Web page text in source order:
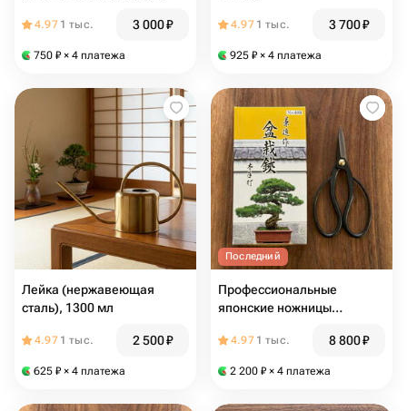
4.97 1 тыс. 3 000₽
750 ₽ × 4 платежа
4.97 1 тыс. 3 700₽
925 ₽ × 4 платежа
Лейка (нержавеющая
сталь), 1300 мл
4.97 1 тыс. 2 500₽
625 ₽ × 4 платежа
Последний
Профессиональные
японские ножницы
4.97 1 тыс. 8 800₽
2 200 ₽ × 4 платежа